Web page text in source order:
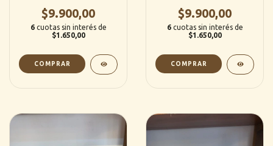
$9.900,00
6 cuotas sin interés de
$1.650,00
$9.900,00
6 cuotas sin interés de
$1.650,00